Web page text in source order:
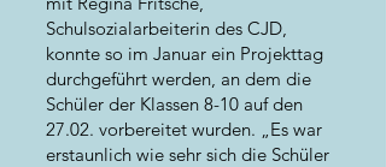
Schulsozialarbeiterin des CJD,
konnte so im Januar ein Projekttag
durchgeführt werden, an dem die
Schüler der Klassen 8-10 auf den
27.02. vorbereitet wurden. „Es war
erstaunlich wie sehr sich die Schüler